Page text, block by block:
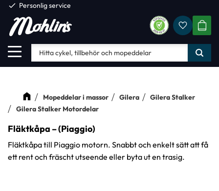
Meny
check Personlig service
Mopeddelar i massor Gilera
Gilera Stalker
Gilera Stalker Motordelar
Fläktkåpa – (Piaggio)
Fläktkåpa till Piaggio motorn. Snabbt och enkelt sätt att få
ett rent och fräscht utseende eller byta ut en trasig.